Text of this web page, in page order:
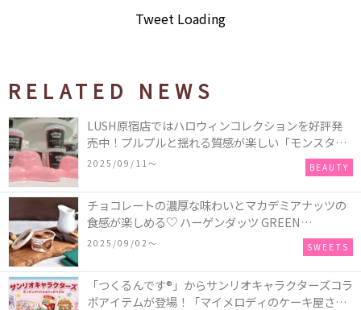
Tweet Loading
RELATED NEWS
LUSH原宿店ではハロウィンコレクションを好評発
売中！プルプルと揺れる質感が楽しい「モンスター
オクトパス」や定番の「ゴースティー」「パンキン
2025/09/11〜 BEAUTY
チョコレートの濃厚な味わいとマカデミアナッツの
食感が楽しめる♡ ハーゲンダッツ GREEN
CRAFT(グリーンクラフト) ミニカップ『チョコレー
2025/09/02〜 SWEETS
「つくるんです®」からサンリオキャラクターズコラ
ボアイテムが登場！「マイメロディのケーキ屋さ